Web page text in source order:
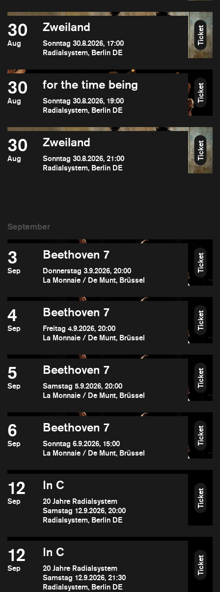
30
Aug
Zweiland
Sonntag 30.8.2026, 17:00
Radialsystem, Berlin DE
Ticket
30
Aug
for the time being
Sonntag 30.8.2026, 19:00
Radialsystem, Berlin DE
Ticket
30
Aug
Zweiland
Sonntag 30.8.2026, 21:00
Radialsystem, Berlin DE
Ticket
3
Sep
Beethoven 7
Donnerstag 3.9.2026, 20:00
La Monnaie / De Munt, Brüssel
Ticket
4
Sep
Beethoven 7
Freitag 4.9.2026, 20:00
La Monnaie / De Munt, Brüssel
Ticket
5
Sep
Beethoven 7
Samstag 5.9.2026, 20:00
La Monnaie / De Munt, Brüssel
Ticket
6
Sep
Beethoven 7
Sonntag 6.9.2026, 15:00
La Monnaie / De Munt, Brüssel
Ticket
12
Sep
In C
20 Jahre Radialsystem
Samstag 12.9.2026, 20:00
Radialsystem, Berlin DE
Ticket
12
Sep
In C
20 Jahre Radialsystem
Samstag 12.9.2026, 21:30
Radialsystem, Berlin DE
Ticket